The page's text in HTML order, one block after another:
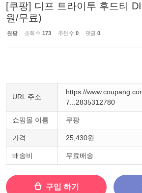
[쿠팡] 디프 트라이투 후드티
원/무료)
원팡 조회 수 173 추천 수 0 댓글 0
URL 주소
https://
7...2835312780
쇼핑몰 이름 쿠팡
가격 25,430원
배송비 무료배송
구입 하기